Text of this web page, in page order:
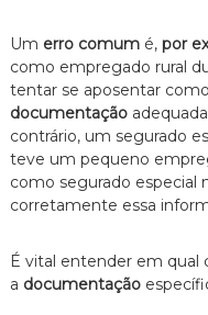
Um erro comumé, por
como empregado rural
tentar se aposentar
documentação
contrário, um segurado
teve um pequeno
como segurado especial
corretamente essa
É vital entender em qual
a documentação